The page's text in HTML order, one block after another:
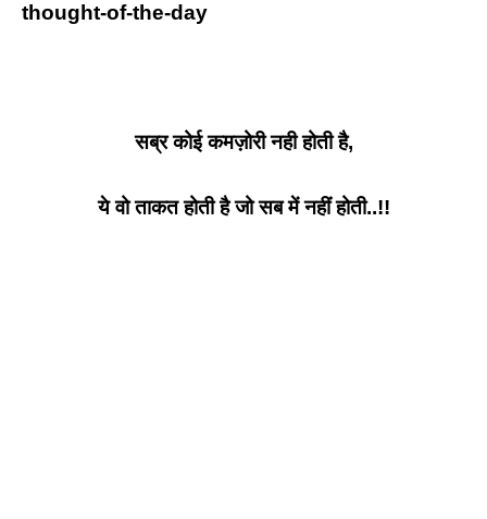
thought-of-the-day
सब्र कोई कमज़ोरी नही होती है,
ये वो ताकत होती है जो सब में नहीं होती..!!